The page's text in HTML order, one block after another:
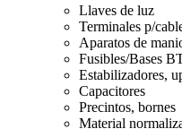
Llaves de luz
Terminales p/
Aparatos de
Fusibles/Bases
Estabilizadores,
Capacitores
Precintos, bornes
Material